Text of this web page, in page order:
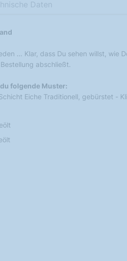
… Klar, dass Du sehen willst, wie
abschließt.
folgende Muster:
Eiche Traditionell, gebürstet -
Daten